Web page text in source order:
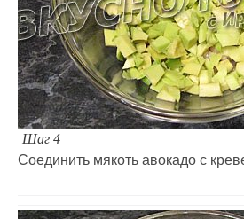
Шаг 4
Соединить мякоть авокадо с